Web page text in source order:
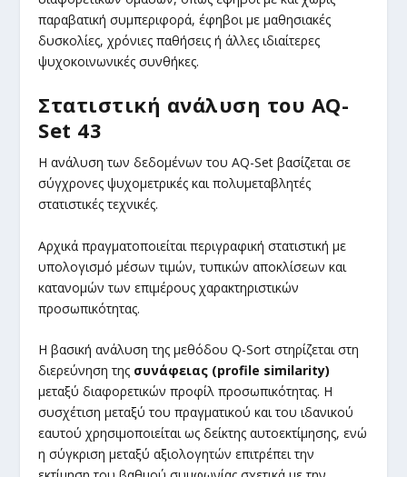
παραβατική συμπεριφορά, έφηβοι με μαθησιακές
δυσκολίες, χρόνιες παθήσεις ή άλλες ιδιαίτερες
ψυχοκοινωνικές συνθήκες.
Στατιστική ανάλυση του AQ-
Set 43
Η ανάλυση των δεδομένων του AQ-Set βασίζεται σε
σύγχρονες ψυχομετρικές και πολυμεταβλητές
στατιστικές τεχνικές.
Αρχικά πραγματοποιείται περιγραφική στατιστική με
υπολογισμό μέσων τιμών, τυπικών αποκλίσεων και
κατανομών των επιμέρους χαρακτηριστικών
προσωπικότητας.
Η βασική ανάλυση της μεθόδου Q-Sort στηρίζεται στη
διερεύνηση της συνάφειας (profile similarity)
μεταξύ διαφορετικών προφίλ προσωπικότητας. Η
συσχέτιση μεταξύ του πραγματικού και του ιδανικού
εαυτού χρησιμοποιείται ως δείκτης αυτοεκτίμησης, ενώ
η σύγκριση μεταξύ αξιολογητών επιτρέπει την